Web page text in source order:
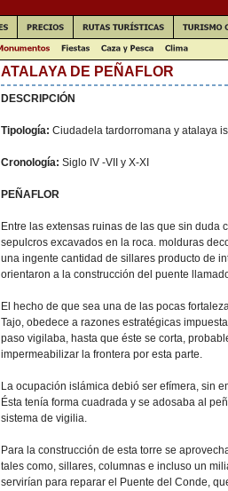
ATALAYA DE PEÑAFLOR
DESCRIPCIÓN
Tipología: Ciudadela tardorromana y atalaya
Cronología: Siglo IV -VII y X-XI
PEÑAFLOR
Entre las extensas ruinas de las que sin duda
sepulcros excavados en la roca. molduras
una ingente cantidad de sillares producto de
orientaron a la construcción del puente
El hecho de que sea una de las pocas
Tajo, obedece a razones estratégicas
paso vigilaba, hasta que éste se corta,
impermeabilizar la frontera por esta parte.
La ocupación islámica debió ser efímera, sin
Ésta tenía forma cuadrada y se adosaba al
sistema de vigilia.
Para la construcción de esta torre se
tales como, sillares, columnas e incluso un
servirían para reparar el Puente del Conde,